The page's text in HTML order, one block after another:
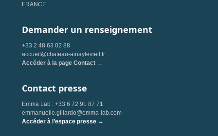
FRANCE
Demander un renseignement
+33 2 48 63 02 88
accueil@chateau-ainaylevieil.fr
Accéder à la page Contact →
Contact presse
Emma Lab : +33 6 72 91 87 71
emmanuelle.gillardo@emma-lab.com
Accéder à l’espace presse →